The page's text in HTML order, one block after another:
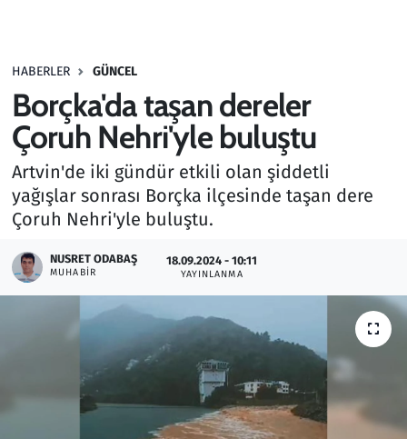
HABERLER GÜNCEL
Borçka'da taşan dereler
Çoruh Nehri'yle buluştu
Artvin'de iki gündür etkili olan şiddetli
yağışlar sonrası Borçka ilçesinde taşan dere
Çoruh Nehri'yle buluştu.
NUSRET ODABAŞ
MUHABIR
18.09.2024 - 10:11
YAYINLANMA
Haber
Kültür Sanat
Kurumsal Haberler
Lezzet Durağı
Memur ve Kamu
Otomobil
Ramazan